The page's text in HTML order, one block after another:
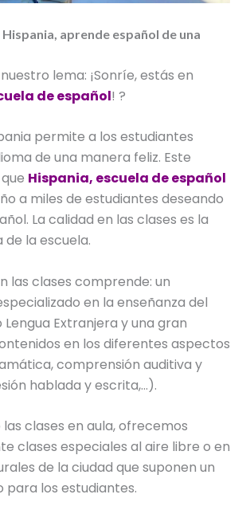
aprende español de una
lema: ¡Sonríe, estás en
de español! ?
permite a los estudiantes
de una manera feliz. Este
Hispania, escuela de español
a miles de estudiantes deseando
La calidad en las clases es la
la escuela.
las clases comprende: un
en la enseñanza del
Extranjera y una gran
en los diferentes aspectos
comprensión auditiva y
hablada y escrita,…).
clases en aula, ofrecemos
clases especiales al aire libre o en
de la ciudad que suponen un
los estudiantes.